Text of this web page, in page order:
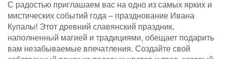
С радостью приглашаем вас на одно из самых ярких и
мистических событий года – празднование Ивана
Купалы! Этот древний славянский праздник,
наполненный магией и традициями, обещает подарить
вам незабываемые впечатления. Создайте свой